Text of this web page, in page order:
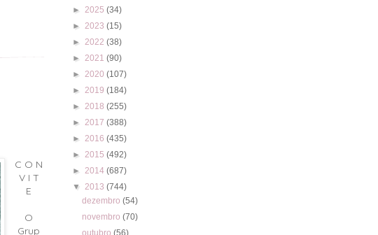
C O N
V I T
E
O
Grup
► 2025 (34)
► 2023 (15)
► 2022 (38)
► 2021 (90)
► 2020 (107)
► 2019 (184)
► 2018 (255)
► 2017 (388)
► 2016 (435)
► 2015 (492)
► 2014 (687)
▼ 2013 (744)
dezembro(54)
novembro(70)
outubro(56)